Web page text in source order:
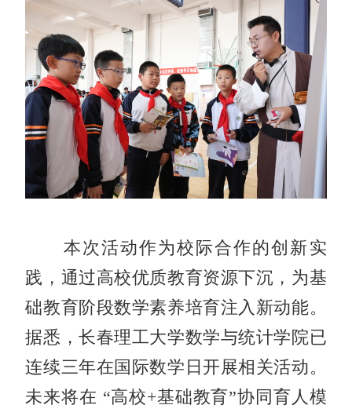
本次活动作为校际合作的创新实
践，通过高校优质教育资源下沉，为基
础教育阶段数学素养培育注入新动能。
据悉，长春理工大学数学与统计学院已
连续三年在国际数学日开展相关活动。
未来将在 “高校+基础教育”协同育人模